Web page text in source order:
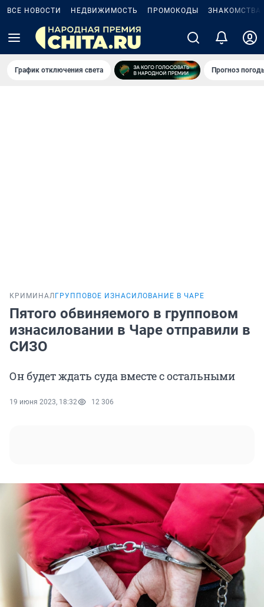
ВСЕ НОВОСТИ НЕДВИЖИМОСТЬ ПРОМОКОДЫ ЗНАКОМСТВА
График отключения света Прогноз
КРИМИНАЛ ГРУППОВОЕ ИЗНАСИЛОВАНИЕ В ЧАРЕ
Пятого обвиняемого в групповом
изнасиловании в Чаре отправили в
СИЗО
Он будет ждать суда вместе с остальными
19 июня 2023, 18:32 12 306